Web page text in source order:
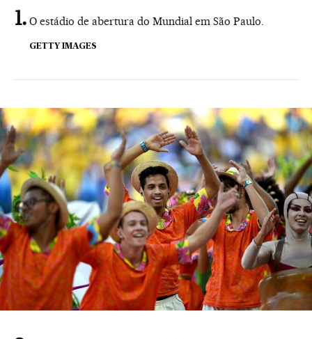
O estádio de abertura do Mundial em São Paulo.
GETTY IMAGES